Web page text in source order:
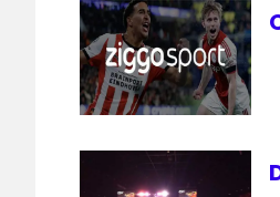
World
Grand
Prix
live